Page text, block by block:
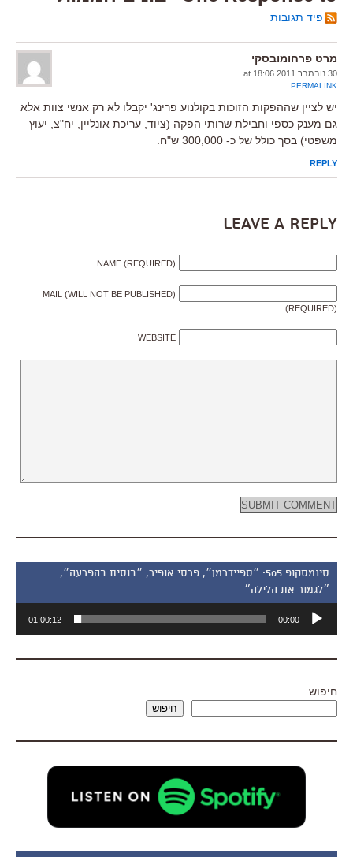
פיד תגובות
מרט פרחומובסקי
30 נובמבר 2011 at 18:06
PERMALINK
יש לציין שההפקות הזוכות בקולנוע פרינג' יקבלו לא רק אנשי צוות אלא
גם מענק כספי וחבילת שרותי הפקה (ציוד, עריכת אונליין, יח"צ, יעוץ
משפטי) בסך כולל של כ- 300,000 ש"ח.
REPLY
Leave a Reply
NAME (REQUIRED)
MAIL (WILL NOT BE PUBLISHED)
(REQUIRED)
WEBSITE
סינמסקופ 505: ״ספיידרמן״, פרסי אופיר, ״בוסית בהפרעה״,
״לגמור את הלילה״
אודיו
00:00
01:00:12
חיפוש
חיפוש